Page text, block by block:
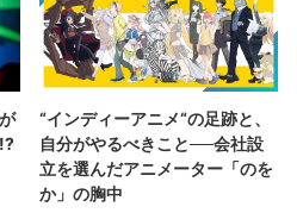
“インディーアニメ“の足跡と、
自分がやるべきこと──会社設
立を選んだアニメーター「のを
か」の胸中